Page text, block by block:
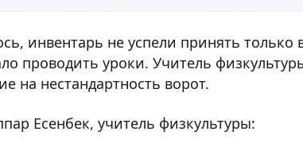
инвентарь не успели принять только
проводить уроки. Учитель
на нестандартность ворот.
Есенбек, учитель физкультуры: